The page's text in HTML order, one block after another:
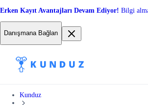
Erken Kayıt Avantajları Devam Ediyor! Bilgi
Danışmana Bağlan
Kunduz